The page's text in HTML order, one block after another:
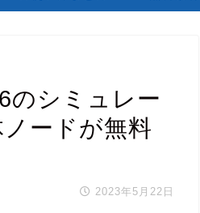
のシミュレー
ードが無料
2023年5月22日